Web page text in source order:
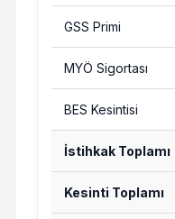
GSS Primi
MYÖ Sigortası
BES Kesintisi
İstihkak Toplamı
Kesinti Toplamı